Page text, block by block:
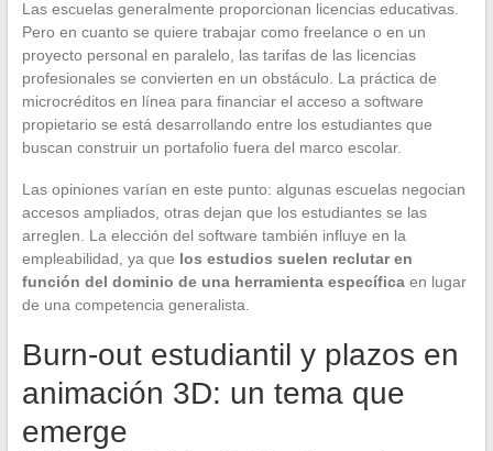
Las escuelas generalmente proporcionan licencias educativas.
Pero en cuanto se quiere trabajar como freelance o en un
proyecto personal en paralelo, las tarifas de las licencias
profesionales se convierten en un obstáculo. La práctica de
microcréditos en línea para financiar el acceso a software
propietario se está desarrollando entre los estudiantes que
buscan construir un portafolio fuera del marco escolar.
Las opiniones varían en este punto: algunas escuelas negocian
accesos ampliados, otras dejan que los estudiantes se las
arreglen. La elección del software también influye en la
empleabilidad, ya que los estudios suelen reclutar en
función del dominio de una herramienta específicaen lugar
de una competencia generalista.
Burn-out estudiantil y plazos en
animación 3D: un tema que
emerge